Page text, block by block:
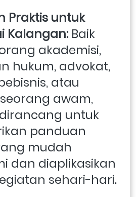
Praktis untuk
Kalangan: Baik
akademisi,
hukum, advokat,
atau
awam,
untuk
panduan
mudah
dan diaplikasikan
sehari-hari.